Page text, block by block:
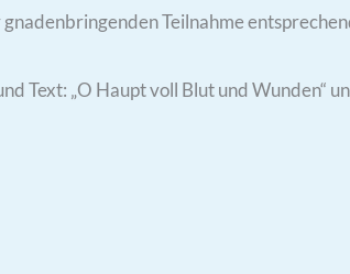
Teilnahme
Text: „O Haupt voll Blut und Wunden“